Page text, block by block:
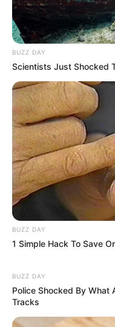
BUZZ DAY
Scientists Just Shocked
BUZZ DAY
1 Simple Hack To Save
BUZZ DAY
Police Shocked By What
Tracks